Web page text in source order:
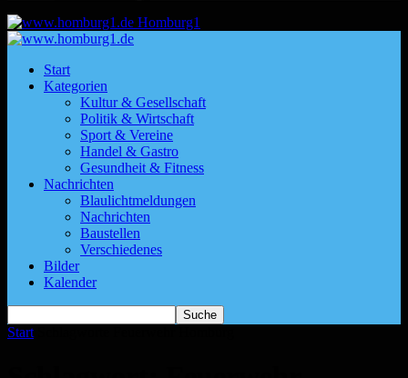
Homburg1
Start
Kategorien
Kultur & Gesellschaft
Politik & Wirtschaft
Sport & Vereine
Handel & Gastro
Gesundheit & Fitness
Nachrichten
Blaulichtmeldungen
Nachrichten
Baustellen
Verschiedenes
Bilder
Kalender
Start